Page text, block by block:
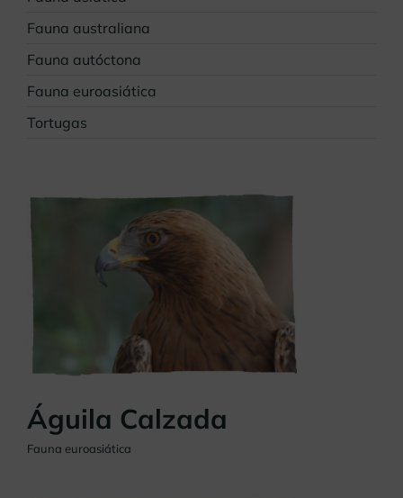
Fauna australiana
Fauna autóctona
Fauna euroasiática
Tortugas
Águila Calzada
Fauna euroasiática